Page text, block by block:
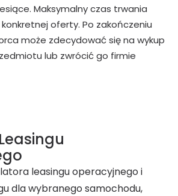
Maksymalny czas trwania
oferty. Po zakończeniu
może zdecydować się na wykup
lub zwrócić go firmie
leasingu operacyjnego i
dla wybranego samochodu,